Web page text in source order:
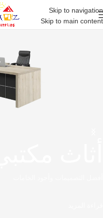
Skip to navigation
Skip to main content